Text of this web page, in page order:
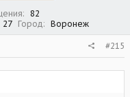
82
27 Город Воронеж
#215